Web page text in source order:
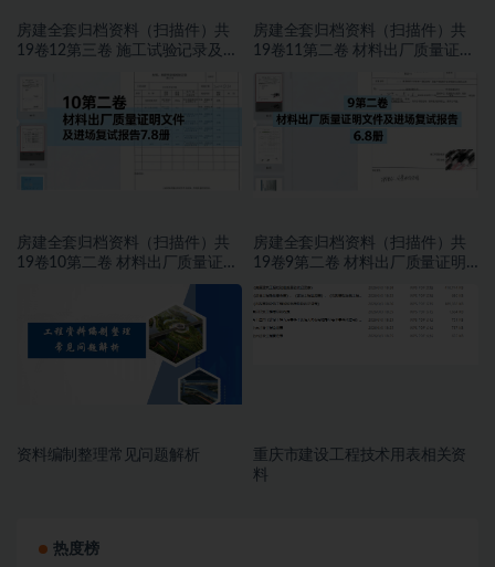
房建全套归档资料（扫描件）共
19卷12第三卷 施工试验记录及检
房建全套归档资料（扫描件）共
19卷11第二卷 材料出厂质量证明
房建全套归档资料（扫描件）共
19卷10第二卷 材料出厂质量证明
房建全套归档资料（扫描件）共
19卷9第二卷 材料出厂质量证明
资料编制整理常见问题解析
重庆市建设工程技术用表相关资
料
热度榜